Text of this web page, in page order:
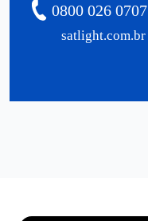
satlight.com.br
0800 026 0707